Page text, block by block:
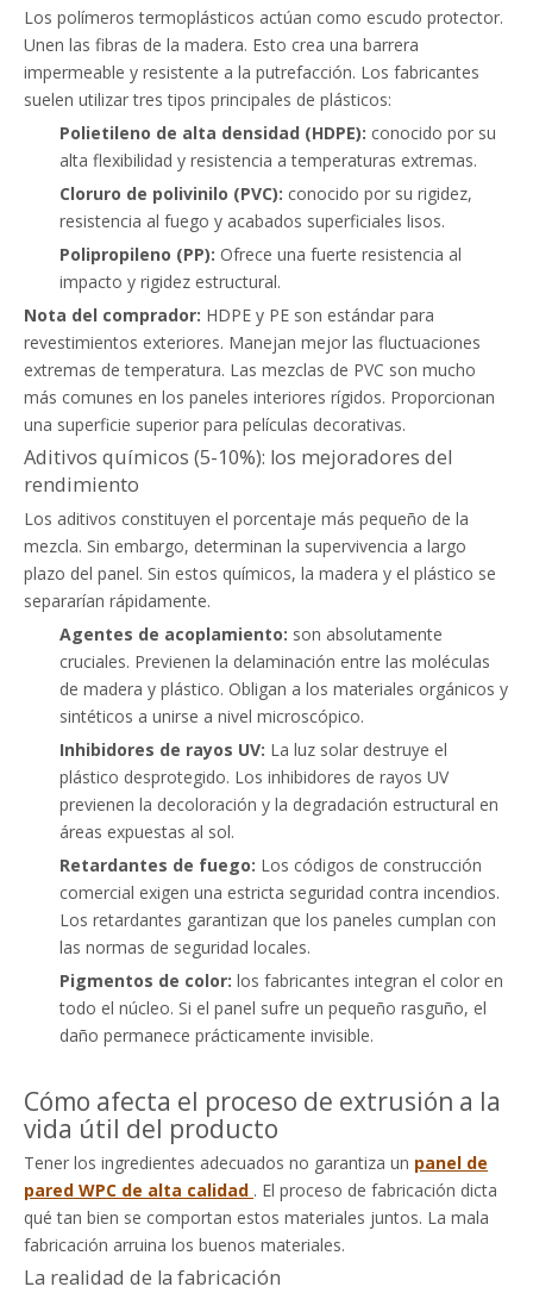
Los polímeros termoplásticos actúan como escudo protector.
Unen las fibras de la madera. Esto crea una barrera
impermeable y resistente a la putrefacción. Los fabricantes
suelen utilizar tres tipos principales de plásticos:
Polietileno de alta densidad (HDPE): conocido por su
alta flexibilidad y resistencia a temperaturas extremas.
Cloruro de polivinilo (PVC): conocido por su rigidez,
resistencia al fuego y acabados superficiales lisos.
Polipropileno (PP): Ofrece una fuerte resistencia al
impacto y rigidez estructural.
Nota del comprador: HDPE y PE son estándar para
revestimientos exteriores. Manejan mejor las fluctuaciones
extremas de temperatura. Las mezclas de PVC son mucho
más comunes en los paneles interiores rígidos. Proporcionan
una superficie superior para películas decorativas.
Aditivos químicos (5-10%): los mejoradores del
rendimiento
Los aditivos constituyen el porcentaje más pequeño de la
mezcla. Sin embargo, determinan la supervivencia a largo
plazo del panel. Sin estos químicos, la madera y el plástico se
separarían rápidamente.
Agentes de acoplamiento: son absolutamente
cruciales. Previenen la delaminación entre las moléculas
de madera y plástico. Obligan a los materiales orgánicos y
sintéticos a unirse a nivel microscópico.
Inhibidores de rayos UV: La luz solar destruye el
plástico desprotegido. Los inhibidores de rayos UV
previenen la decoloración y la degradación estructural en
áreas expuestas al sol.
Retardantes de fuego: Los códigos de construcción
comercial exigen una estricta seguridad contra incendios.
Los retardantes garantizan que los paneles cumplan con
las normas de seguridad locales.
Pigmentos de color: los fabricantes integran el color en
todo el núcleo. Si el panel sufre un pequeño rasguño, el
daño permanece prácticamente invisible.
Cómo afecta el proceso de extrusión a la
vida útil del producto
Tener los ingredientes adecuados no garantiza un panel de
pared WPC de alta calidad . El proceso de fabricación dicta
qué tan bien se comportan estos materiales juntos. La mala
fabricación arruina los buenos materiales.
La realidad de la fabricación